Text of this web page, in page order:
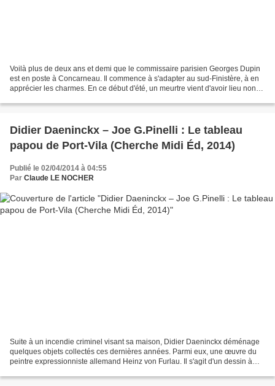
Voilà plus de deux ans et demi que le commissaire parisien Georges Dupin
est en poste à Concarneau. Il commence à s'adapter au sud-Finistère, à en
apprécier les charmes. En ce début d'été, un meurtre vient d'avoir lieu non
Didier Daeninckx – Joe G.Pinelli : Le tableau
papou de Port-Vila (Cherche Midi Éd, 2014)
Publié le 02/04/2014 à 04:55
Par Claude LE NOCHER
Suite à un incendie criminel visant sa maison, Didier Daeninckx déménage
quelques objets collectés ces dernières années. Parmi eux, une œuvre du
peintre expressionniste allemand Heinz von Furlau. Il s'agit d'un dessin à